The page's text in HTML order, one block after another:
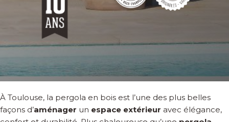
À Toulouse, la pergola en bois est l’une des plus belles
façons d’aménager un espace extérieur avec élégance,